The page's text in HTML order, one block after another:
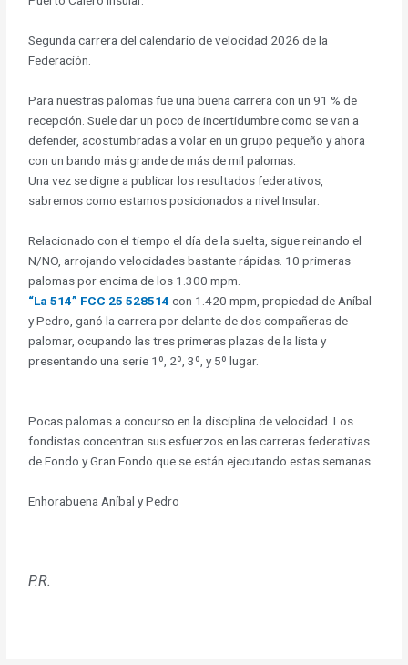
Segunda carrera del calendario de velocidad 2026 de la
Federación.
Para nuestras palomas fue una buena carrera con un 91 % de
recepción. Suele dar un poco de incertidumbre como se van a
defender, acostumbradas a volar en un grupo pequeño y ahora
con un bando más grande de más de mil palomas.
Una vez se digne a publicar los resultados federativos,
sabremos como estamos posicionados a nivel Insular.
Relacionado con el tiempo el día de la suelta, sigue reinando el
N/NO, arrojando velocidades bastante rápidas. 10 primeras
palomas por encima de los 1.300 mpm.
“La 514” FCC 25 528514 con 1.420 mpm, propiedad de Aníbal
y Pedro, ganó la carrera por delante de dos compañeras de
palomar, ocupando las tres primeras plazas de la lista y
presentando una serie 1º, 2º, 3º, y 5º lugar.
Pocas palomas a concurso en la disciplina de velocidad. Los
fondistas concentran sus esfuerzos en las carreras federativas
de Fondo y Gran Fondo que se están ejecutando estas semanas.
Enhorabuena Aníbal y Pedro
P.R.